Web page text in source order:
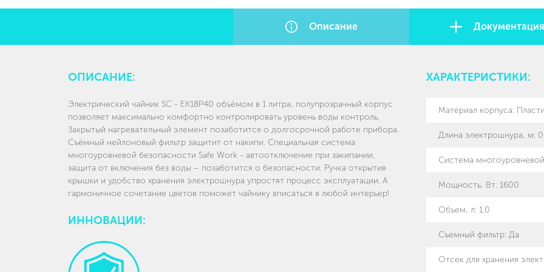
Описание Документация
ОПИСАНИЕ:
Электрический чайник SC - EK18P40 объёмом в 1 литра, полупрозрачный корпус
позволяет максимально комфортно контролировать уровень воды контроль.
Закрытый нагревательный элемент позаботится о долгосрочной работе прибора.
Съёмный нейлоновый фильтр защитит от накипи. Специальная система
многоуровневой безопасности Safe Work - автоотключение при закипании,
защита от включения без воды – позаботится о безопасности. Ручка открытия
крышки и удобство хранения электрошнура упростят процесс эксплуатации. А
гармоничное сочетание цветов поможет чайнику вписаться в любой интерьер!
ИННОВАЦИИ:
ХАРАКТЕРИСТИКИ:
Материал корпуса:
Длина электрошнура, м:
Система
Мощность, Вт: 1600
Объем, л: 1.0
Съемный фильтр: Да
Отсек для хранения